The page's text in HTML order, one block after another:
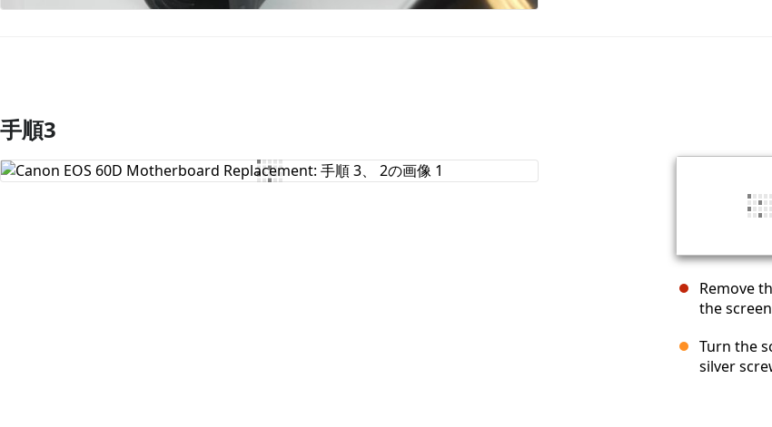
コメントを追加
手順3
Remove
the
Turn the
silver